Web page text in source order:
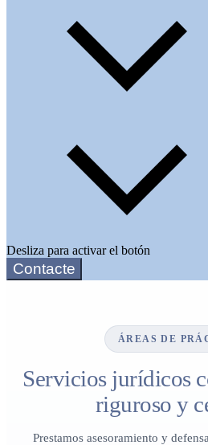
Desliza para activar el botón
Contacte
ÁREAS DE
Servicios jurídicos
riguroso y
Prestamos asesoramiento y